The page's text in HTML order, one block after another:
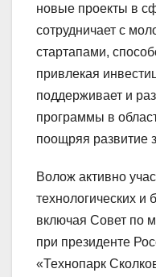
новые проекты в
сотрудничает с
стартапами,
привлекая
поддерживает и
программы в
поощряя развитие
Волож активно
технологических и
включая Совет по
при президенте
«Технопарк